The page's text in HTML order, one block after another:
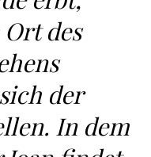
des
der
In dem